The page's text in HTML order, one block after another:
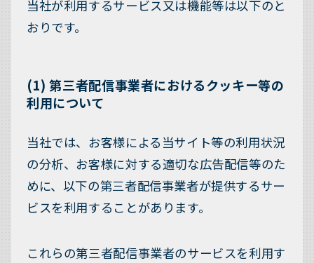
当社が利用するサービス又は機能等は以下のと
おりです。
(1) 第三者配信事業者におけるクッキー等の
利用について
当社では、お客様による当サイト等の利用状況
の分析、お客様に対する適切な広告配信等のた
めに、以下の第三者配信事業者が提供するサー
ビスを利用することがあります。
これらの第三者配信事業者のサービスを利用す